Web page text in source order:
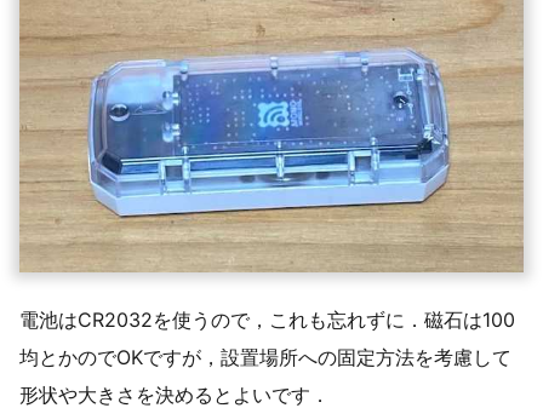
電池はCR2032を使うので，これも忘れずに．磁石は100
均とかのでOKですが，設置場所への固定方法を考慮して
形状や大きさを決めるとよいです．